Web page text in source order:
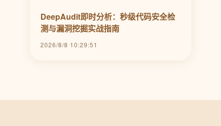
DeepAudit即时分析：秒级代码安全检
测与漏洞挖掘实战指南
2026/8/8 10:29:51